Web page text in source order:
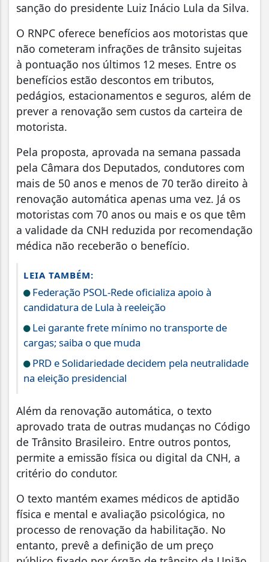
sanção do presidente Luiz Inácio Lula da Silva.
O RNPC oferece benefícios aos motoristas que
não cometeram infrações de trânsito sujeitas
à pontuação nos últimos 12 meses. Entre os
benefícios estão descontos em tributos,
pedágios, estacionamentos e seguros, além de
prever a renovação sem custos da carteira de
motorista.
Pela proposta, aprovada na semana passada
pela Câmara dos Deputados, condutores com
mais de 50 anos e menos de 70 terão direito à
renovação automática apenas uma vez. Já os
motoristas com 70 anos ou mais e os que têm
a validade da CNH reduzida por recomendação
médica não receberão o benefício.
LEIA TAMBÉM:
Federação PSOL-Rede oficializa apoio à
candidatura de Lula à reeleição
Lei garante frete mínimo no transporte de
cargas; saiba o que muda
PRD e Solidariedade decidem pela neutralidade
na eleição presidencial
Além da renovação automática, o texto
aprovado trata de outras mudanças no Código
de Trânsito Brasileiro. Entre outros pontos,
permite a emissão física ou digital da CNH, a
critério do condutor.
O texto mantém exames médicos de aptidão
física e mental e avaliação psicológica, no
processo de renovação da habilitação. No
entanto, prevê a definição de um preço